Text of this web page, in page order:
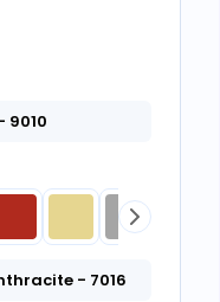
9010
- 7016